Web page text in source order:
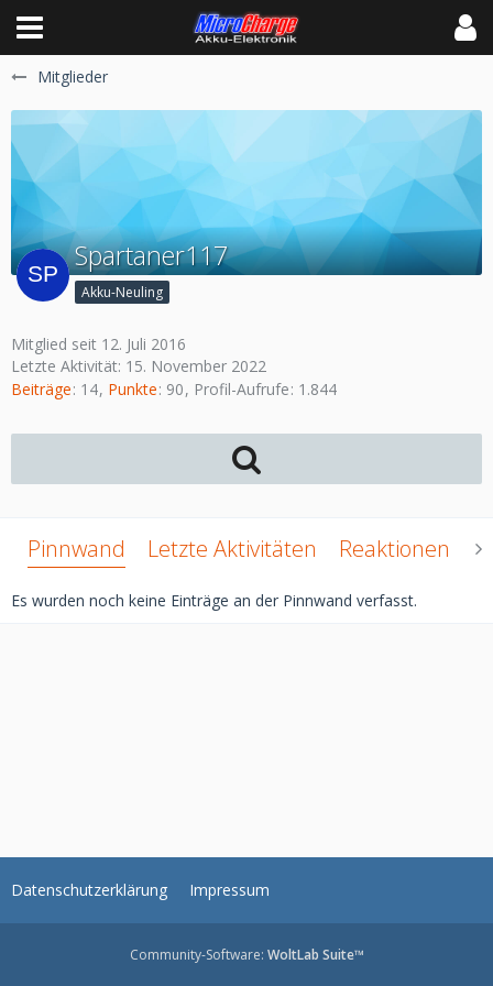
Mitglieder
Spartaner117
Akku-Neuling
Mitglied seit 12. Juli 2016
Letzte Aktivität: 15. November 2022
Beiträge 14 Punkte 90 Profil-Aufrufe 1.844
Pinnwand Letzte Aktivitäten Reaktionen
Es wurden noch keine Einträge an der Pinnwand verfasst.
Datenschutzerklärung Impressum
Community-Software: WoltLab Suite™